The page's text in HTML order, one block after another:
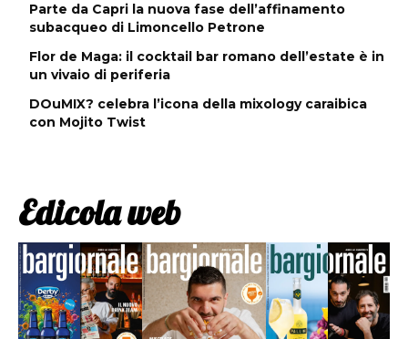
Parte da Capri la nuova fase dell’affinamento
subacqueo di Limoncello Petrone
Flor de Maga: il cocktail bar romano dell’estate è in
un vivaio di periferia
DOuMIX? celebra l’icona della mixology caraibica
con Mojito Twist
Edicola web